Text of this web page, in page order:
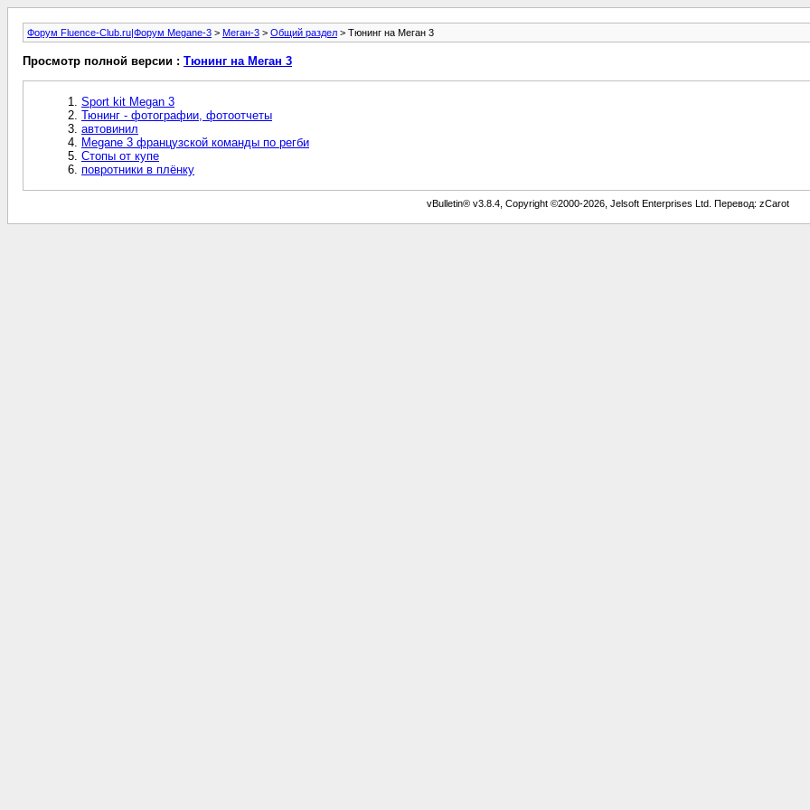
Форум Fluence-Club.ru|Форум Megane-3 > Меган-3 > Общий раздел > Тюнинг на Меган 3
Просмотр полной версии : Тюнинг на Меган 3
Sport kit Megan 3
Тюнинг - фотографии, фотоотчеты
автовинил
Megane 3 французской команды по регби
Стопы от купе
повротники в плёнку
vBulletin® v3.8.4, Copyright ©2000-2026, Jelsoft Enterprises Ltd. Перевод: zCarot